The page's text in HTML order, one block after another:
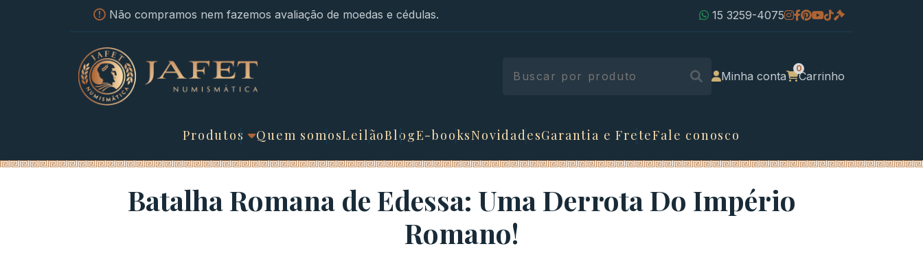
Não compramos nem fazemos avaliação de moedas e cédulas. 15 3259-4075
Minha conta Carrinho
Produtos Quem somosLeilãoBlogE-booksNovidadesGarantia e FreteFale conosco
Batalha Romana de Edessa: Uma Derrota Do Império
Romano!